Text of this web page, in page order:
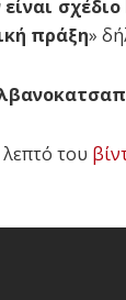
πράξη»
λεπτό του